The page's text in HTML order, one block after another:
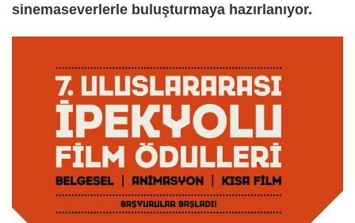
sinemaseverlerle buluşturmaya hazırlanıyor.